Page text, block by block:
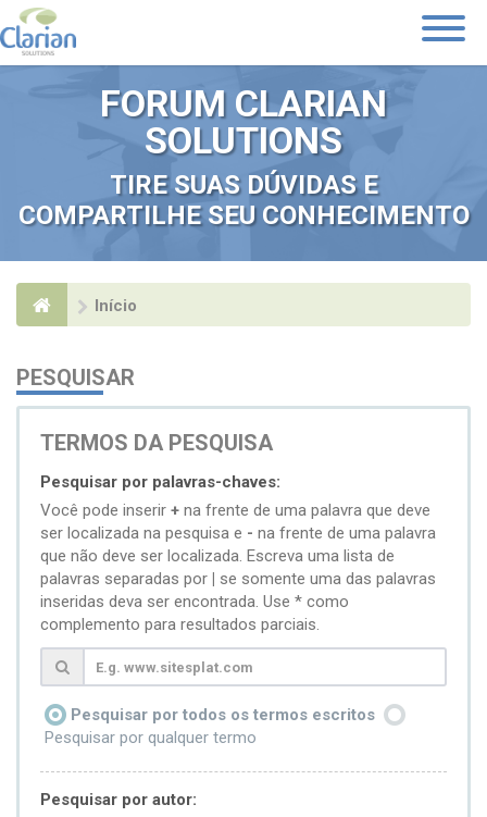
Toggle
FORUM CLARIAN
SOLUTIONS
TIRE SUAS DÚVIDAS E
COMPARTILHE SEU CONHECIMENTO
Início
PESQUISAR
TERMOS DA PESQUISA
Pesquisar por palavras-chaves:
Você pode inserir + na frente de uma palavra que deve
ser localizada na pesquisa e - na frente de uma palavra
que não deve ser localizada. Escreva uma lista de
palavras separadas por | se somente uma das palavras
inseridas deva ser encontrada. Use * como
complemento para resultados parciais.
Pesquisar por todos os termos escritos
Pesquisar por qualquer termo
Pesquisar por autor: